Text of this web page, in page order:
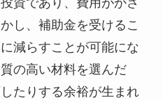
資であり、費用がかさ
し、補助金を受けるこ
減らすことが可能にな
の高い材料を選んだ
たりする余裕が生まれ